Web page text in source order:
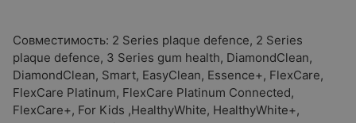
Совместимость: 2 Series plaque defence, 2 Series
plaque defence, 3 Series gum health, DiamondClean,
DiamondClean, Smart, EasyClean, Essence+, FlexCare,
FlexCare Platinum, FlexCare Platinum Connected,
FlexCare+, For Kids ,HealthyWhite, HealthyWhite+,